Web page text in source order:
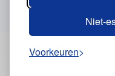
Niet-
Voorkeuren